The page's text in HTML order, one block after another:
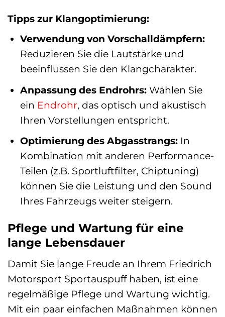
Tipps zur Klangoptimierung:
Verwendung von Vorschalldämpfern:
Reduzieren Sie die Lautstärke und
beeinflussen Sie den Klangcharakter.
Anpassung des Endrohrs:Wählen Sie
ein Endrohr, das optisch und akustisch
Ihren Vorstellungen entspricht.
Optimierung des Abgasstrangs:In
Kombination mit anderen Performance-
Teilen (z.B. Sportluftfilter, Chiptuning)
können Sie die Leistung und den Sound
Ihres Fahrzeugs weiter steigern.
Pflege und Wartung für eine
lange Lebensdauer
Damit Sie lange Freude an Ihrem Friedrich
Motorsport Sportauspuff haben, ist eine
regelmäßige Pflege und Wartung wichtig.
Mit ein paar einfachen Maßnahmen können